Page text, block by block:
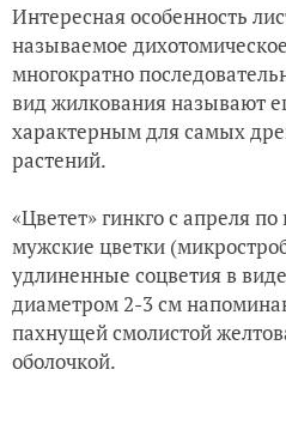
Интересная особенность
называемое
многократно
вид жилкования называют
характерным для самых
растений.
«Цветет» гинкго с апреля
мужские цветки
удлиненные соцветия в
диаметром 2-3 см
пахнущей смолистой
оболочкой.